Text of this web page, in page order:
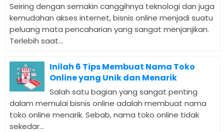
Seiring dengan semakin canggihnya teknologi dan juga
kemudahan akses internet, bisnis online menjadi suatu
peluang mata pencaharian yang sangat menjanjikan.
Terlebih saat...
Inilah 6 Tips Membuat Nama Toko
Online yang Unik dan Menarik
Salah satu bagian yang sangat penting
dalam memulai bisnis online adalah membuat nama
toko online menarik. Sebab, nama toko online tidak
sekedar...